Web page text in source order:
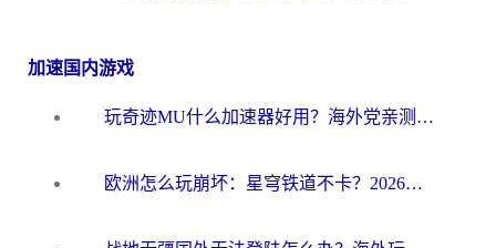
加速国内游戏
玩奇迹MU什么加速器好用？海外党亲测：这款加速器让你告别延迟卡顿！
欧洲怎么玩崩坏：星穹铁道不卡？2026海外玩家国服游戏加速器终极攻略